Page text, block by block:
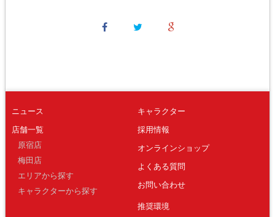
ニュース
店舗一覧
原宿店
梅田店
エリアから探す
キャラクターから探す
キャラクター
採用情報
オンラインショップ
よくある質問
お問い合わせ
推奨環境